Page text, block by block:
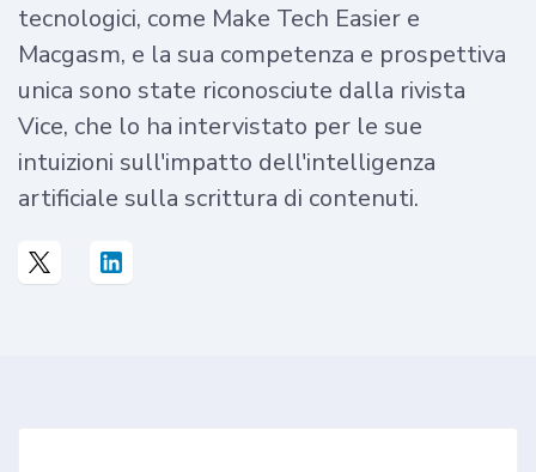
tecnologici, come Make Tech Easier e
Macgasm, e la sua competenza e prospettiva
unica sono state riconosciute dalla rivista
Vice, che lo ha intervistato per le sue
intuizioni sull'impatto dell'intelligenza
artificiale sulla scrittura di contenuti.